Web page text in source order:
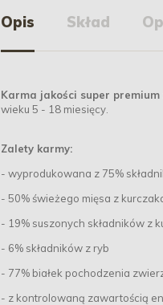
Opis Skład
Karma jakości super
wieku 5 - 18 miesięcy.
Zalety karmy:
- wyprodukowana z 75%
- 50% świeżego mięsa z
- 19% suszonych składników z
- 6% składników z ryb
- 77% białek pochodzenia
- z kontrolowaną zawartością